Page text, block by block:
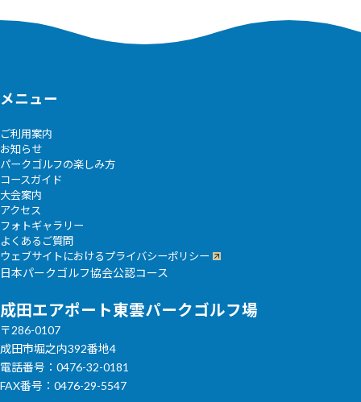
メニュー
ご利用案内
お知らせ
パークゴルフの楽しみ方
コースガイド
大会案内
アクセス
フォトギャラリー
よくあるご質問
ウェブサイトにおけるプライバシーポリシー
日本パークゴルフ協会公認コース
成田エアポート東雲パークゴルフ場
〒286-0107
成田市堀之内392番地4
電話番号：0476-32-0181
FAX番号：0476-29-5547